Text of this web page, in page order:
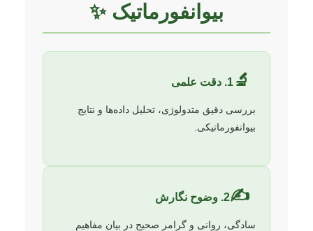
بیوانفورماتیک ✨
🔬 1. دقت علمی
بررسی دقیق متدولوژی، تحلیل داده‌ها و نتایج
بیوانفورماتیکی.
✍️2. وضوح نگارش
سادگی، روانی و گرامر صحیح در بیان مفاهیم